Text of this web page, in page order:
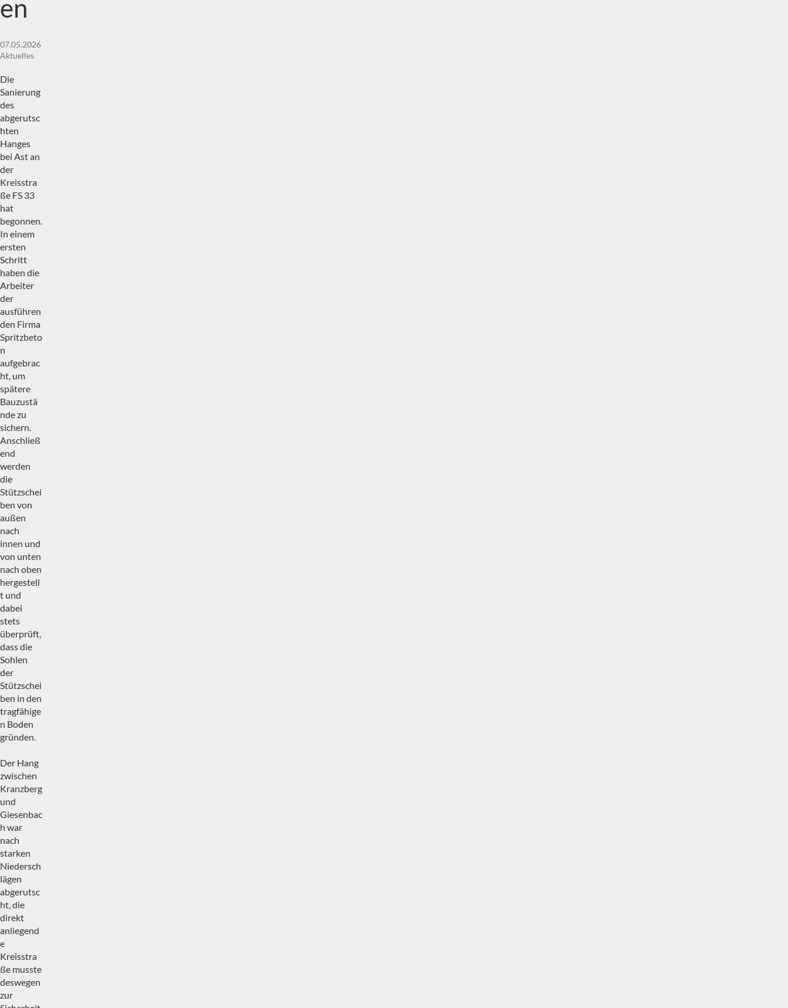
en
07.05.2026
Aktuelles
Die
Sanierung
des
abgerutsc
hten
Hanges
bei Ast an
der
Kreisstra
ße FS 33
hat
begonnen.
In einem
ersten
Schritt
haben die
Arbeiter
der
ausführen
den Firma
Spritzbeto
n
aufgebrac
ht, um
spätere
Bauzustä
nde zu
sichern.
Anschließ
end
werden
die
Stützschei
ben von
außen
nach
innen und
von unten
nach oben
hergestell
t und
dabei
stets
überprüft,
dass die
Sohlen
der
Stützschei
ben in den
tragfähige
n Boden
gründen.
Der Hang
zwischen
Kranzberg
und
Giesenbac
h war
nach
starken
Niedersch
lägen
abgerutsc
ht, die
direkt
anliegend
e
Kreisstra
ße musste
deswegen
zur